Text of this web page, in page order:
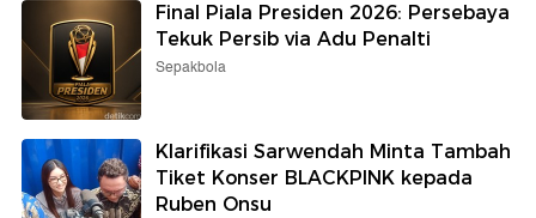
Final Piala Presiden 2026: Persebaya
Tekuk Persib via Adu Penalti
Sepakbola
Klarifikasi Sarwendah Minta Tambah
Tiket Konser BLACKPINK kepada
Ruben Onsu